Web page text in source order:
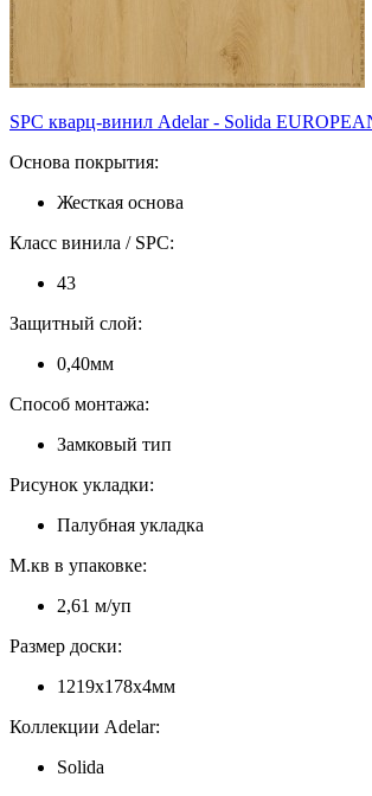
SPC кварц-винил Adelar - Solida
Основа покрытия:
Жесткая основа
Класс винила / SPC:
43
Защитный слой:
0,40мм
Способ монтажа:
Замковый тип
Рисунок укладки:
Палубная укладка
М.кв в упаковке:
2,61 м/уп
Размер доски:
1219x178x4мм
Коллекции Adelar:
Solida